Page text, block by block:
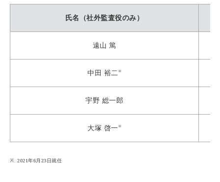
氏名（社外監査役のみ）
遠山 篤
中田 裕二※
宇野 総一郎
大塚 啓一※
2021年6月23日就任